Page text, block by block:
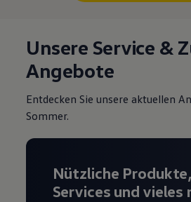
Unsere Service &
Angebote
Entdecken Sie unsere aktuellen
Sommer.
Nützliche
Services und vieles